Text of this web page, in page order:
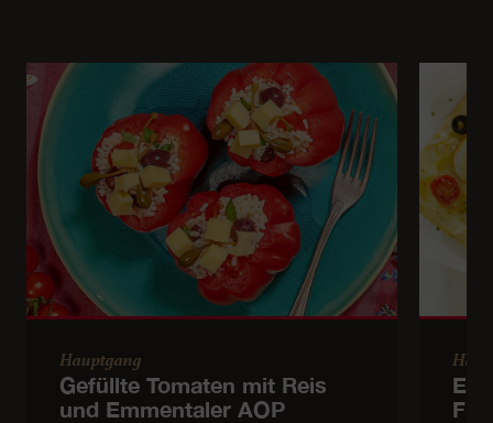
Hauptgang
Gefüllte Tomaten mit Reis
und Emmentaler AOP